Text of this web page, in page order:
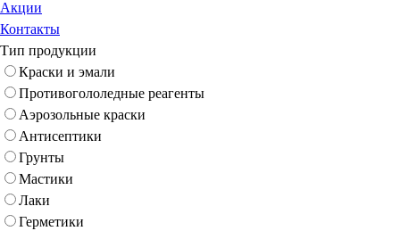
Акции
Контакты
Тип продукции
Краски и эмали
Противогололедные реагенты
Аэрозольные краски
Антисептики
Грунты
Мастики
Лаки
Герметики